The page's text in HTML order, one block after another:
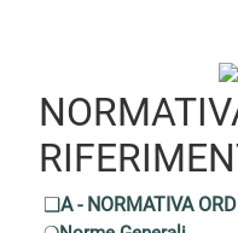
❑A - NORMATIVA